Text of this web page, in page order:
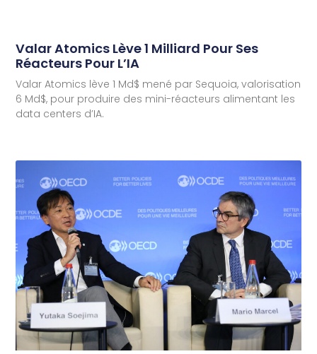
Valar Atomics Lève 1 Milliard Pour Ses
Réacteurs Pour L’IA
Valar Atomics lève 1 Md$ mené par Sequoia, valorisation
6 Md$, pour produire des mini-réacteurs alimentant les
data centers d’IA.